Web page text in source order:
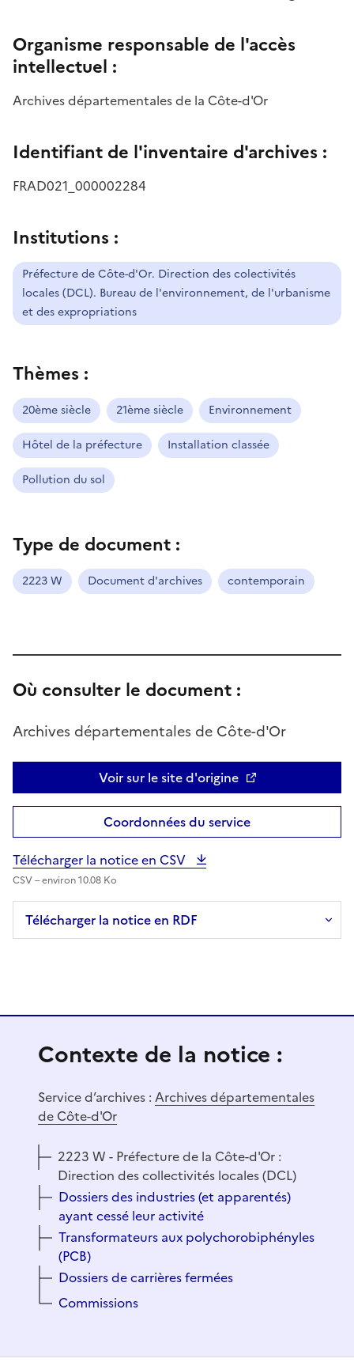
Organisme responsable de l'accès
intellectuel :
Archives départementales de la Côte-d'Or
Identifiant de l'inventaire d'archives :
FRAD021_000002284
Institutions :
Préfecture de Côte-d'Or. Direction des colectivités
locales (DCL). Bureau de l'environnement, de l'urbanisme
et des expropriations
Thèmes :
20ème siècle 21ème siècle Environnement
Hôtel de la préfecture Installation classée
Pollution du sol
Type de document :
2223 W Document d'archives contemporain
Où consulter le document :
Archives départementales de Côte-d'Or
Voir sur le site d'origine
Coordonnées du service
Télécharger la notice en CSV
CSV – environ 10.08 Ko
Télécharger la notice en RDF
Contexte de la notice :
Service d’archives : Archives départementales
de Côte-d'Or
2223 W - Préfecture de la Côte-d'Or :
Direction des collectivités locales (DCL)
Dossiers des industries (et apparentés)
ayant cessé leur activité
Transformateurs aux polychorobiphényles
(PCB)
Dossiers de carrières fermées
Commissions